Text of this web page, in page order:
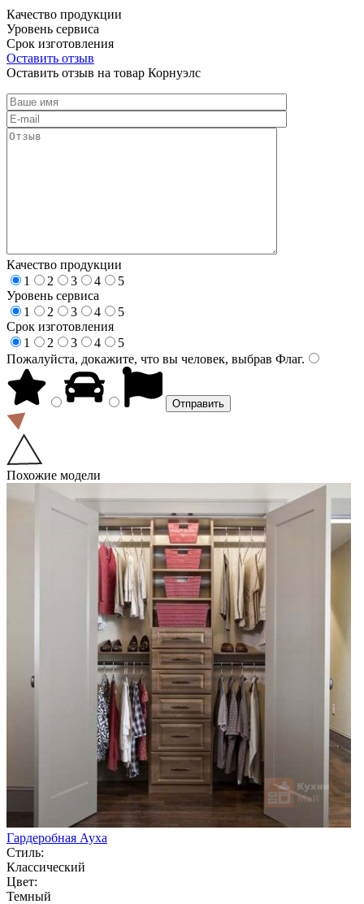
Качество продукции
Уровень сервиса
Срок изготовления
Оставить отзыв
Оставить отзыв на товар Корнуэлс
Качество продукции
1
2 3 4
5
Уровень сервиса
1
2 3 4
5
Срок изготовления
1
2 3 4
5
Пожалуйста, докажите, что вы человек, выбрав Флаг.
Похожие модели
Гардеробная Ауха
Стиль:
Классический
Цвет:
Темный